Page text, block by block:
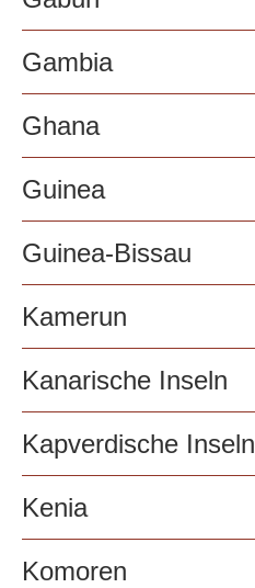
Gambia
Ghana
Guinea
Guinea-Bissau
Kamerun
Kanarische Inseln
Kapverdische Inseln
Kenia
Komoren